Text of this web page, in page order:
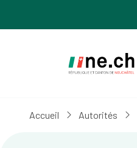
Accueil Autorités